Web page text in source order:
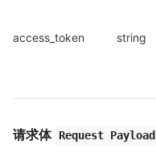
access_token string
请求体 Request Payload